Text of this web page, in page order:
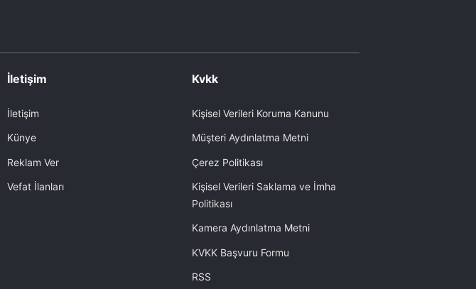
İletişim
İletişim
Künye
Reklam Ver
Vefat İlanları
Kvkk
Kişisel Verileri Koruma Kanunu
Müşteri Aydınlatma Metni
Çerez Politikası
Kişisel Verileri Saklama ve İmha
Politikası
Kamera Aydınlatma Metni
KVKK Başvuru Formu
RSS